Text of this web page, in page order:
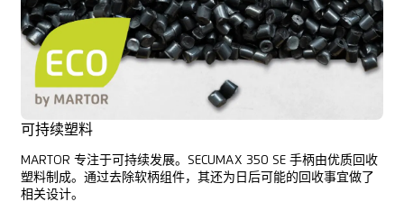
可持续塑料
MARTOR 专注于可持续发展。SECUMAX 350 SE 手柄由优质回收
塑料制成。通过去除软柄组件，其还为日后可能的回收事宜做了
相关设计。